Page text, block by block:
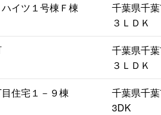
イツ１号棟Ｆ棟
千葉県千
３ＬＤＫ
千葉県千
３ＬＤＫ
住宅１－９棟
千葉県千
3DK